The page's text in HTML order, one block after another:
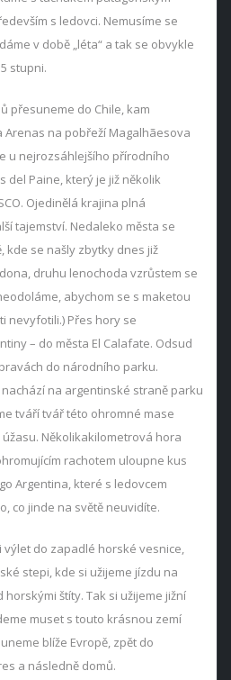
s ledovci. Nemusíme se
v době „léta“ a tak se obvykle
stupni.
přesuneme do Chile, kam
Arenas na pobřeží Magalhãesova
u nejrozsáhlejšího přírodního
del Paine, který je již několik
Ojedinělá krajina plná
tajemství. Nedaleko města se
kde se našly zbytky dnes již
druhu lenochoda vzrůstem se
abychom se s maketou
nevyfotili.) Přes hory se
– do města El Calafate. Odsud
do národního parku.
na argentinské straně parku
tváří tvář této ohromné mase
Několikakilometrová hora
rachotem uloupne kus
Argentina, které s ledovcem
co jinde na světě neuvidíte.
výlet do zapadlé horské vesnice,
stepi, kde si užijeme jízdu na
štíty. Tak si užijeme jižní
muset s touto krásnou zemí
blíže Evropě, zpět do
a následně domů.